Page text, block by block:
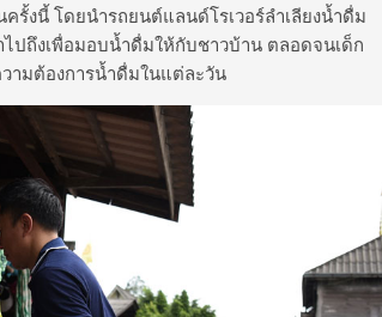
รั้งนี้ โดยนำรถยนต์แลนด์โรเวอร์ลำเลียงน้ำดื่ม
ปถึงเพื่อมอบน้ำดื่มให้กับชาวบ้าน ตลอดจนเด็ก
ามต้องการน้ำดื่มในแต่ละวัน